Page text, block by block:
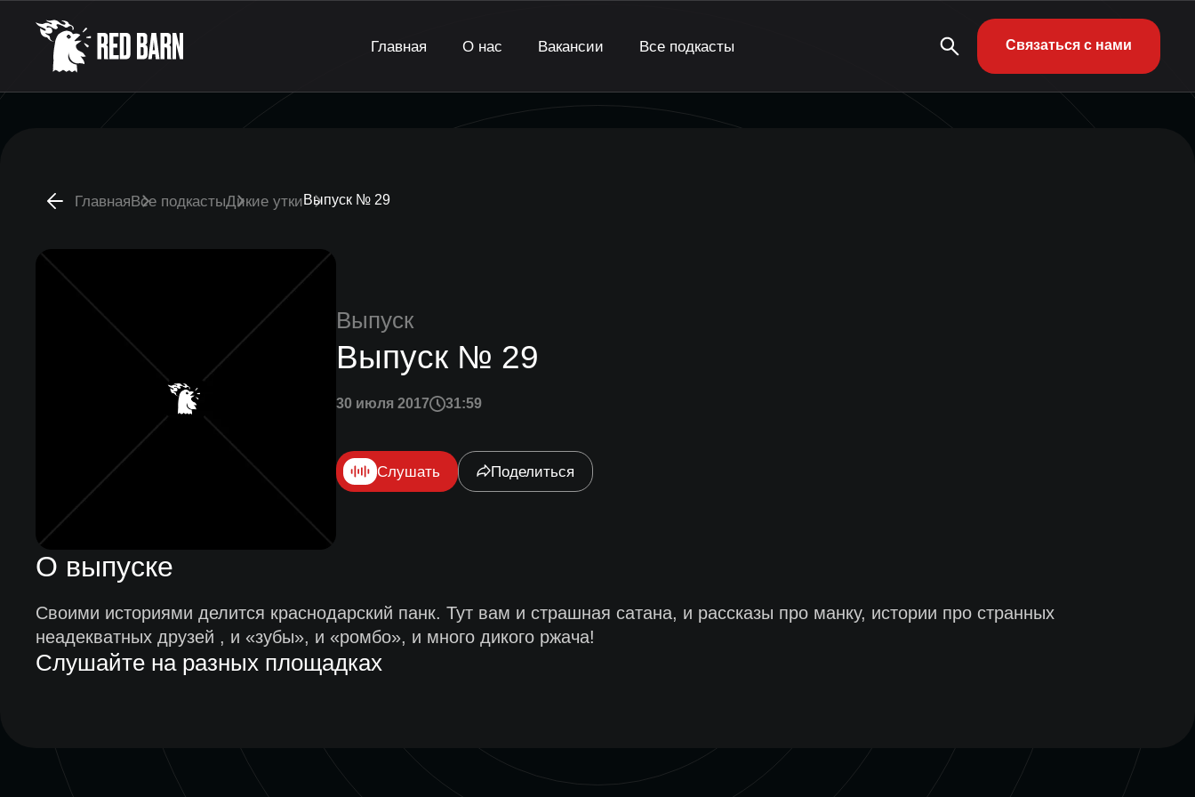
Главная О нас Вакансии Все подкасты Связаться с нами
ГлавнаяВсе подкастыДикие уткиВыпуск № 29
Выпуск
Выпуск № 29
30 июля 2017 31:59
Слушать Поделиться
О выпуске
Своими историями делится краснодарский панк. Тут вам и страшная сатана, и рассказы про манку, истории про странных
неадекватных друзей , и «зубы», и «ромбо», и много дикого ржача!
Слушайте на разных площадках